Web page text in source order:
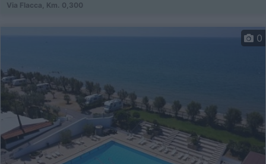
Via Flacca, Km. 0,300
0